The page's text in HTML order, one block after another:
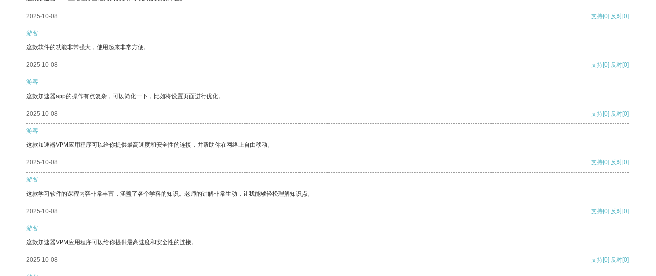
2025-10-08 支持[0] 反对[0]
游客
这款软件的功能非常强大，使用起来非常方便。
2025-10-08 支持[0] 反对[0]
游客
这款加速器app的操作有点复杂，可以简化一下，比如将设置页面进行优化。
2025-10-08 支持[0] 反对[0]
游客
这款加速器VPM应用程序可以给你提供最高速度和安全性的连接，并帮助你在网络上自由移动。
2025-10-08 支持[0] 反对[0]
游客
这款学习软件的课程内容非常丰富，涵盖了各个学科的知识。老师的讲解非常生动，让我能够轻松理解知识点。
2025-10-08 支持[0] 反对[0]
游客
这款加速器VPM应用程序可以给你提供最高速度和安全性的连接。
2025-10-08 支持[0] 反对[0]